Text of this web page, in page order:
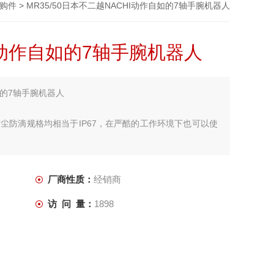
件 > MR35/50日本不二越NACHI动作自如的7轴手腕机器人
作自如的7轴手腕机器人
7轴手腕机器人
防滴规格均相当于IP67，在严酷的工作环境下也可以使
厂商性质： 经销商
访 问 量： 1898